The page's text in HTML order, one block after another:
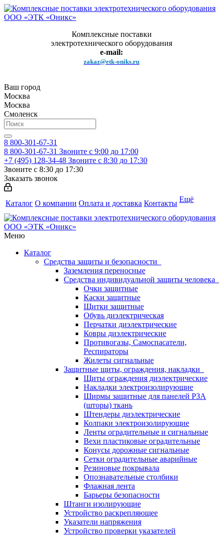
Комплексные поставки
электротехнического оборудования
e-mail:
zakaz@etk-oniks.ru
Ваш город
Москва
Москва
Смоленск
8 800-301-67-31
8 800-301-67-31 Звоните с 9:00 до 17:00
+7 (495) 128-34-48 Звоните с 8:30 до 17:30
Звоните с 8:30 до 17:30
Заказать звонок
Каталог О компании Оплата и доставка Контакты Ещё
Меню
Каталог
Средства защиты и безопасности
Заземления переносные
Средства индивидуальной защиты человека
Очки защитные
Каски защитные
Щитки защитные
Обувь диэлектрическая
Перчатки диэлектрические
Ковры диэлектрические
Противогазы, Самоспасатели,
Респираторы
Жилеты сигнальные
Защитные щиты, ограждения, накладки
Щиты ограждения диэлектрические
Накладки электроизолирующие
Ширмы защитные для панелей РЗА
(шторы) ткань
Штендеры диэлектрические
Колпаки электроизолирующие
Ленты оградительные и сигнальные
Вехи пластиковые оградительные
Конусы дорожные сигнальные
Сетки оградительные аварийные
Резиновые покрывала
Опознавательные столбики
Флажная лента
Барьеры безопасности
Штанги изолирующие
Устройство раскрепляющее
Указатели напряжения
Устройство проверки указателей